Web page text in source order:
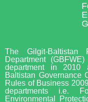
The Gilgit-Baltistan
Department
department in 2010
Baltistan Governance
Rules of Business
departments i.e.
Environmental